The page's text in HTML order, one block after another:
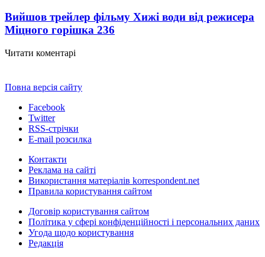
Вийшов трейлер фільму Хижі води від режисера
Міцного горішка 236
Читати коментарі
Повна версія сайту
Facebook
Twitter
RSS-стрічки
E-mail розсилка
Контакти
Реклама на сайті
Використання матеріалів korrespondent.net
Правила користування сайтом
Договір користування сайтом
Політика у сфері конфіденційності і персональних даних
Угода щодо користування
Редакція